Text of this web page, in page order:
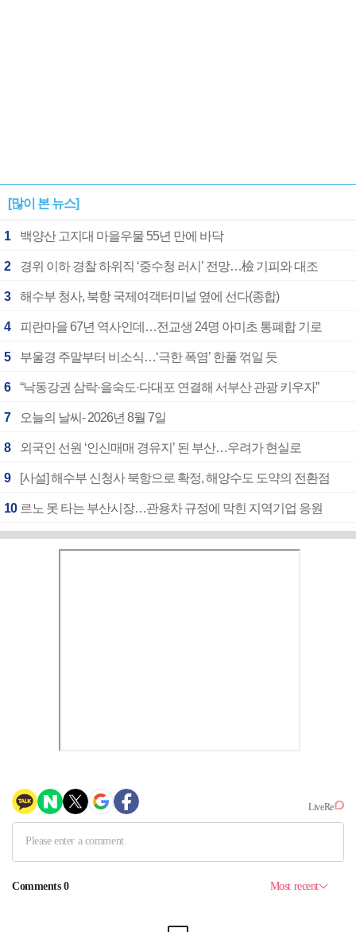
[많이 본 뉴스]
1 백양산 고지대 마을우물 55년 만에 바닥
2 경위 이하 경찰 하위직 ‘중수청 러시’ 전망…檢 기피와 대조
3 해수부 청사, 북항 국제여객터미널 옆에 선다(종합)
4 피란마을 67년 역사인데…전교생 24명 아미초 통폐합 기로
5 부울경 주말부터 비소식…‘극한 폭염’ 한풀 꺾일 듯
6 “낙동강권 삼락·을숙도·다대포 연결해 서부산 관광 키우자”
7 오늘의 날씨- 2026년 8월 7일
8 외국인 선원 ‘인신매매 경유지’ 된 부산…우려가 현실로
9 [사설] 해수부 신청사 북항으로 확정, 해양수도 도약의 전환점
10 르노 못 타는 부산시장…관용차 규정에 막힌 지역기업 응원